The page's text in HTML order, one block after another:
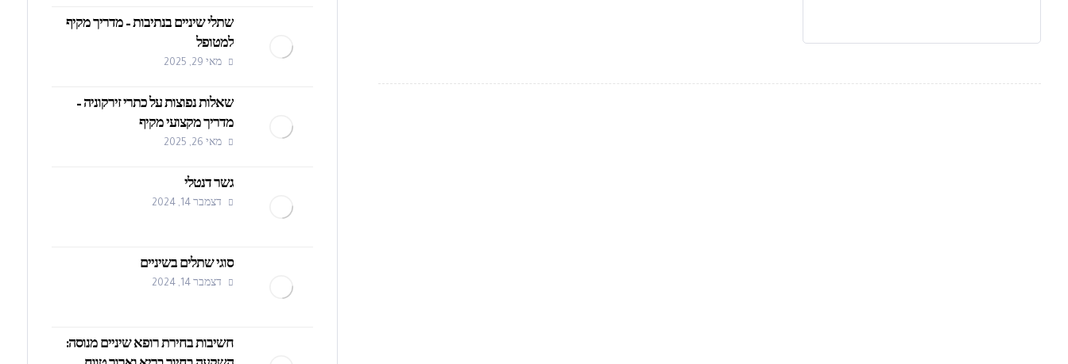
שתלי שיניים בנתיבות – מדריך מקיף
למטופל
מאי 29, 2025
שאלות נפוצות על כתרי זירקוניה –
מדריך מקצועי מקיף
מאי 26, 2025
גשר דנטלי
דצמבר 14, 2024
סוגי שתלים בשיניים
דצמבר 14, 2024
חשיבות בחירת רופא שיניים מנוסה: